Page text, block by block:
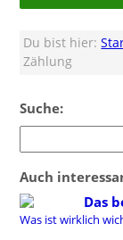
Du bist hier:
Zählung
Suche:
Auch
Das
Was ist wirklich